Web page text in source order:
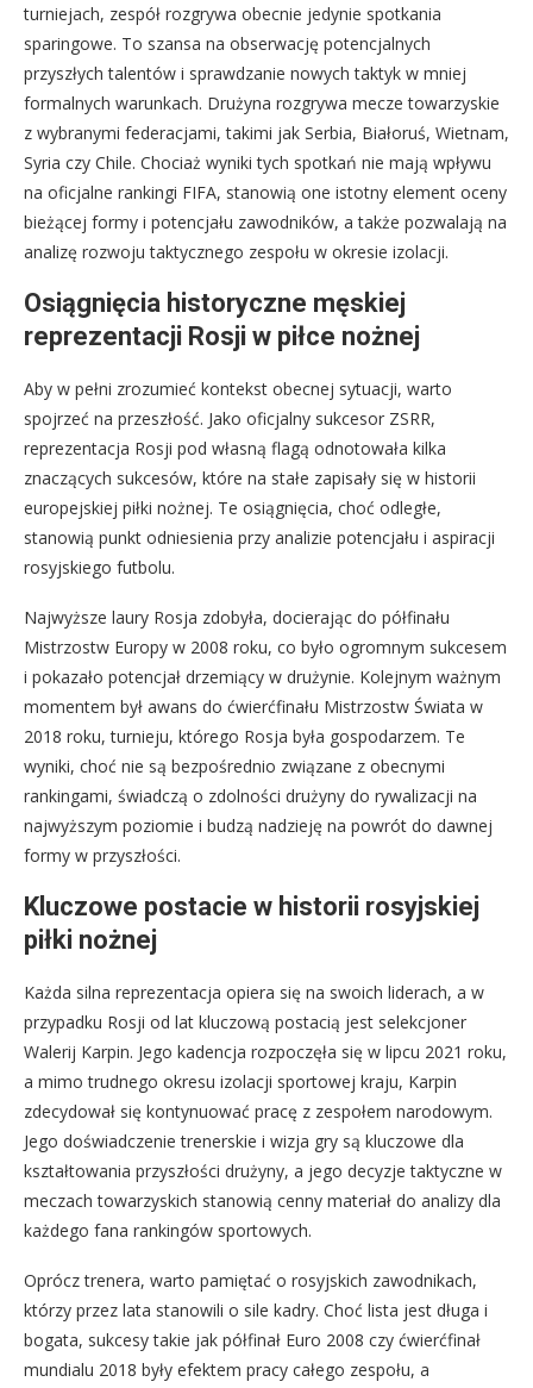
turniejach, zespół rozgrywa obecnie jedynie spotkania
sparingowe. To szansa na obserwację potencjalnych
przyszłych talentów i sprawdzanie nowych taktyk w mniej
formalnych warunkach. Drużyna rozgrywa mecze towarzyskie
z wybranymi federacjami, takimi jak Serbia, Białoruś, Wietnam,
Syria czy Chile. Chociaż wyniki tych spotkań nie mają wpływu
na oficjalne rankingi FIFA, stanowią one istotny element oceny
bieżącej formy i potencjału zawodników, a także pozwalają na
analizę rozwoju taktycznego zespołu w okresie izolacji.
Osiągnięcia historyczne męskiej
reprezentacji Rosji w piłce nożnej
Aby w pełni zrozumieć kontekst obecnej sytuacji, warto
spojrzeć na przeszłość. Jako oficjalny sukcesor ZSRR,
reprezentacja Rosji pod własną flagą odnotowała kilka
znaczących sukcesów, które na stałe zapisały się w historii
europejskiej piłki nożnej. Te osiągnięcia, choć odległe,
stanowią punkt odniesienia przy analizie potencjału i aspiracji
rosyjskiego futbolu.
Najwyższe laury Rosja zdobyła, docierając do półfinału
Mistrzostw Europy w 2008 roku, co było ogromnym sukcesem
i pokazało potencjał drzemiący w drużynie. Kolejnym ważnym
momentem był awans do ćwierćfinału Mistrzostw Świata w
2018 roku, turnieju, którego Rosja była gospodarzem. Te
wyniki, choć nie są bezpośrednio związane z obecnymi
rankingami, świadczą o zdolności drużyny do rywalizacji na
najwyższym poziomie i budzą nadzieję na powrót do dawnej
formy w przyszłości.
Kluczowe postacie w historii rosyjskiej
piłki nożnej
Każda silna reprezentacja opiera się na swoich liderach, a w
przypadku Rosji od lat kluczową postacią jest selekcjoner
Walerij Karpin. Jego kadencja rozpoczęła się w lipcu 2021 roku,
a mimo trudnego okresu izolacji sportowej kraju, Karpin
zdecydował się kontynuować pracę z zespołem narodowym.
Jego doświadczenie trenerskie i wizja gry są kluczowe dla
kształtowania przyszłości drużyny, a jego decyzje taktyczne w
meczach towarzyskich stanowią cenny materiał do analizy dla
każdego fana rankingów sportowych.
Oprócz trenera, warto pamiętać o rosyjskich zawodnikach,
którzy przez lata stanowili o sile kadry. Choć lista jest długa i
bogata, sukcesy takie jak półfinał Euro 2008 czy ćwierćfinał
mundialu 2018 były efektem pracy całego zespołu, a